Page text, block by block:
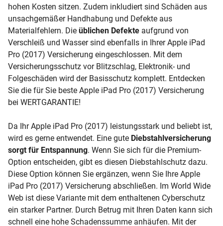
hohen Kosten sitzen. Zudem inkludiert sind Schäden aus
unsachgemäßer Handhabung und Defekte aus
Materialfehlern. Die üblichen Defekte aufgrund von
Verschleiß und Wasser sind ebenfalls in Ihrer Apple iPad
Pro (2017) Versicherung eingeschlossen. Mit dem
Versicherungsschutz vor Blitzschlag, Elektronik- und
Folgeschäden wird der Basisschutz komplett. Entdecken
Sie die für Sie beste Apple iPad Pro (2017) Versicherung
bei WERTGARANTIE!
Da Ihr Apple iPad Pro (2017) leistungsstark und beliebt ist,
wird es gerne entwendet. Eine gute Diebstahlversicherung
sorgt für Entspannung. Wenn Sie sich für die Premium-
Option entscheiden, gibt es diesen Diebstahlschutz dazu.
Diese Option können Sie ergänzen, wenn Sie Ihre Apple
iPad Pro (2017) Versicherung abschließen. Im World Wide
Web ist diese Variante mit dem enthaltenen Cyberschutz
ein starker Partner. Durch Betrug mit Ihren Daten kann sich
schnell eine hohe Schadenssumme anhäufen. Mit der